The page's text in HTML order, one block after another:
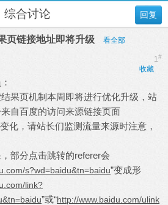
回复
综合讨论
页链接地址即将升级 看全部
1#
收藏
果页机制本周即将进行优化升级，站
自百度的访问来源链接页面
化，请站长们监测流量来源时注意，
部分点击跳转的referer会
s?wd=baidu&tn=baidu”变成形
link?
”或“http://www.baidu.com/ulink